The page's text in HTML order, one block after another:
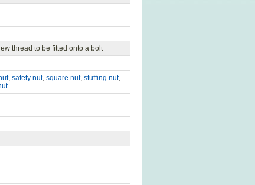
thread to be fitted onto a bolt
, safety nut, square nut, stuffing nut,